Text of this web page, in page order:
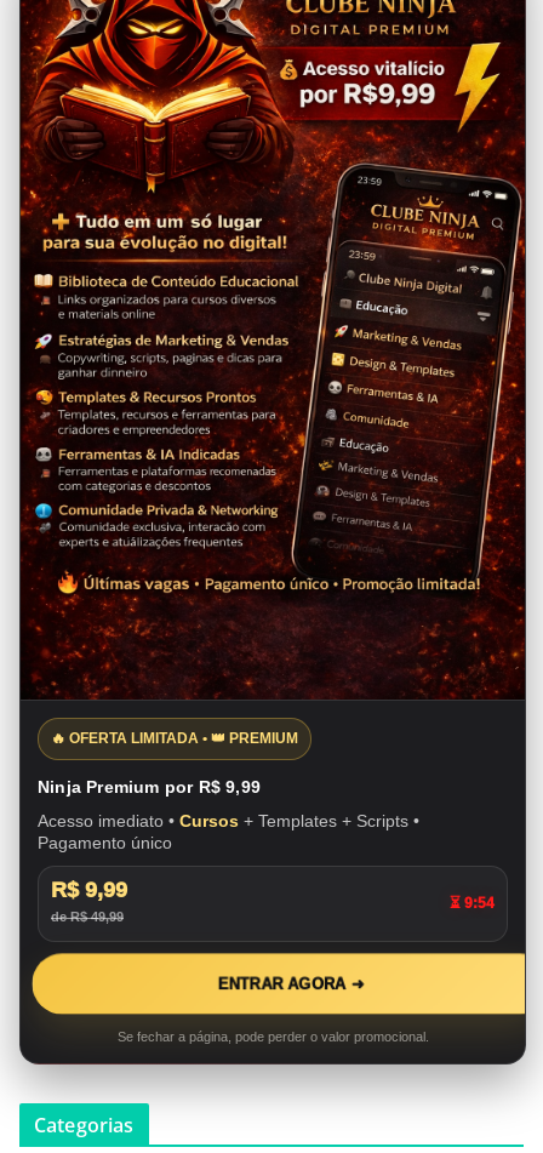
🔥 OFERTA LIMITADA • 👑 PREMIUM
Ninja Premium por R$ 9,99
Acesso imediato • Cursos + Templates + Scripts •
Pagamento único
R$ 9,99
de R$ 49,99
⏳ 9:53
ENTRAR AGORA ➜
Se fechar a página, pode perder o valor promocional.
Categorias